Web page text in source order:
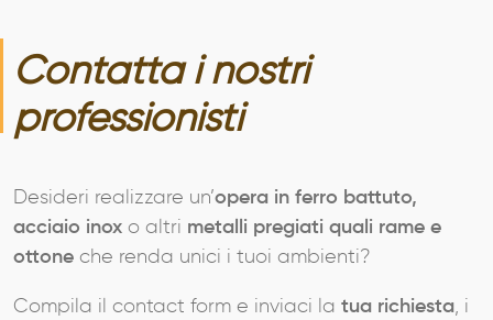
Contatta i nostri
professionisti
Desideri realizzare un’opera in ferro battuto,
acciaio inox o altri metalli pregiati quali rame e
ottone che renda unici i tuoi ambienti?
Compila il contact form e inviaci la tua richiesta, i